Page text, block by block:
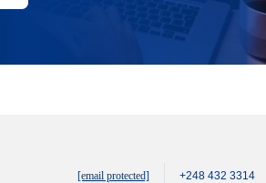
[email protected] +248 432 3314